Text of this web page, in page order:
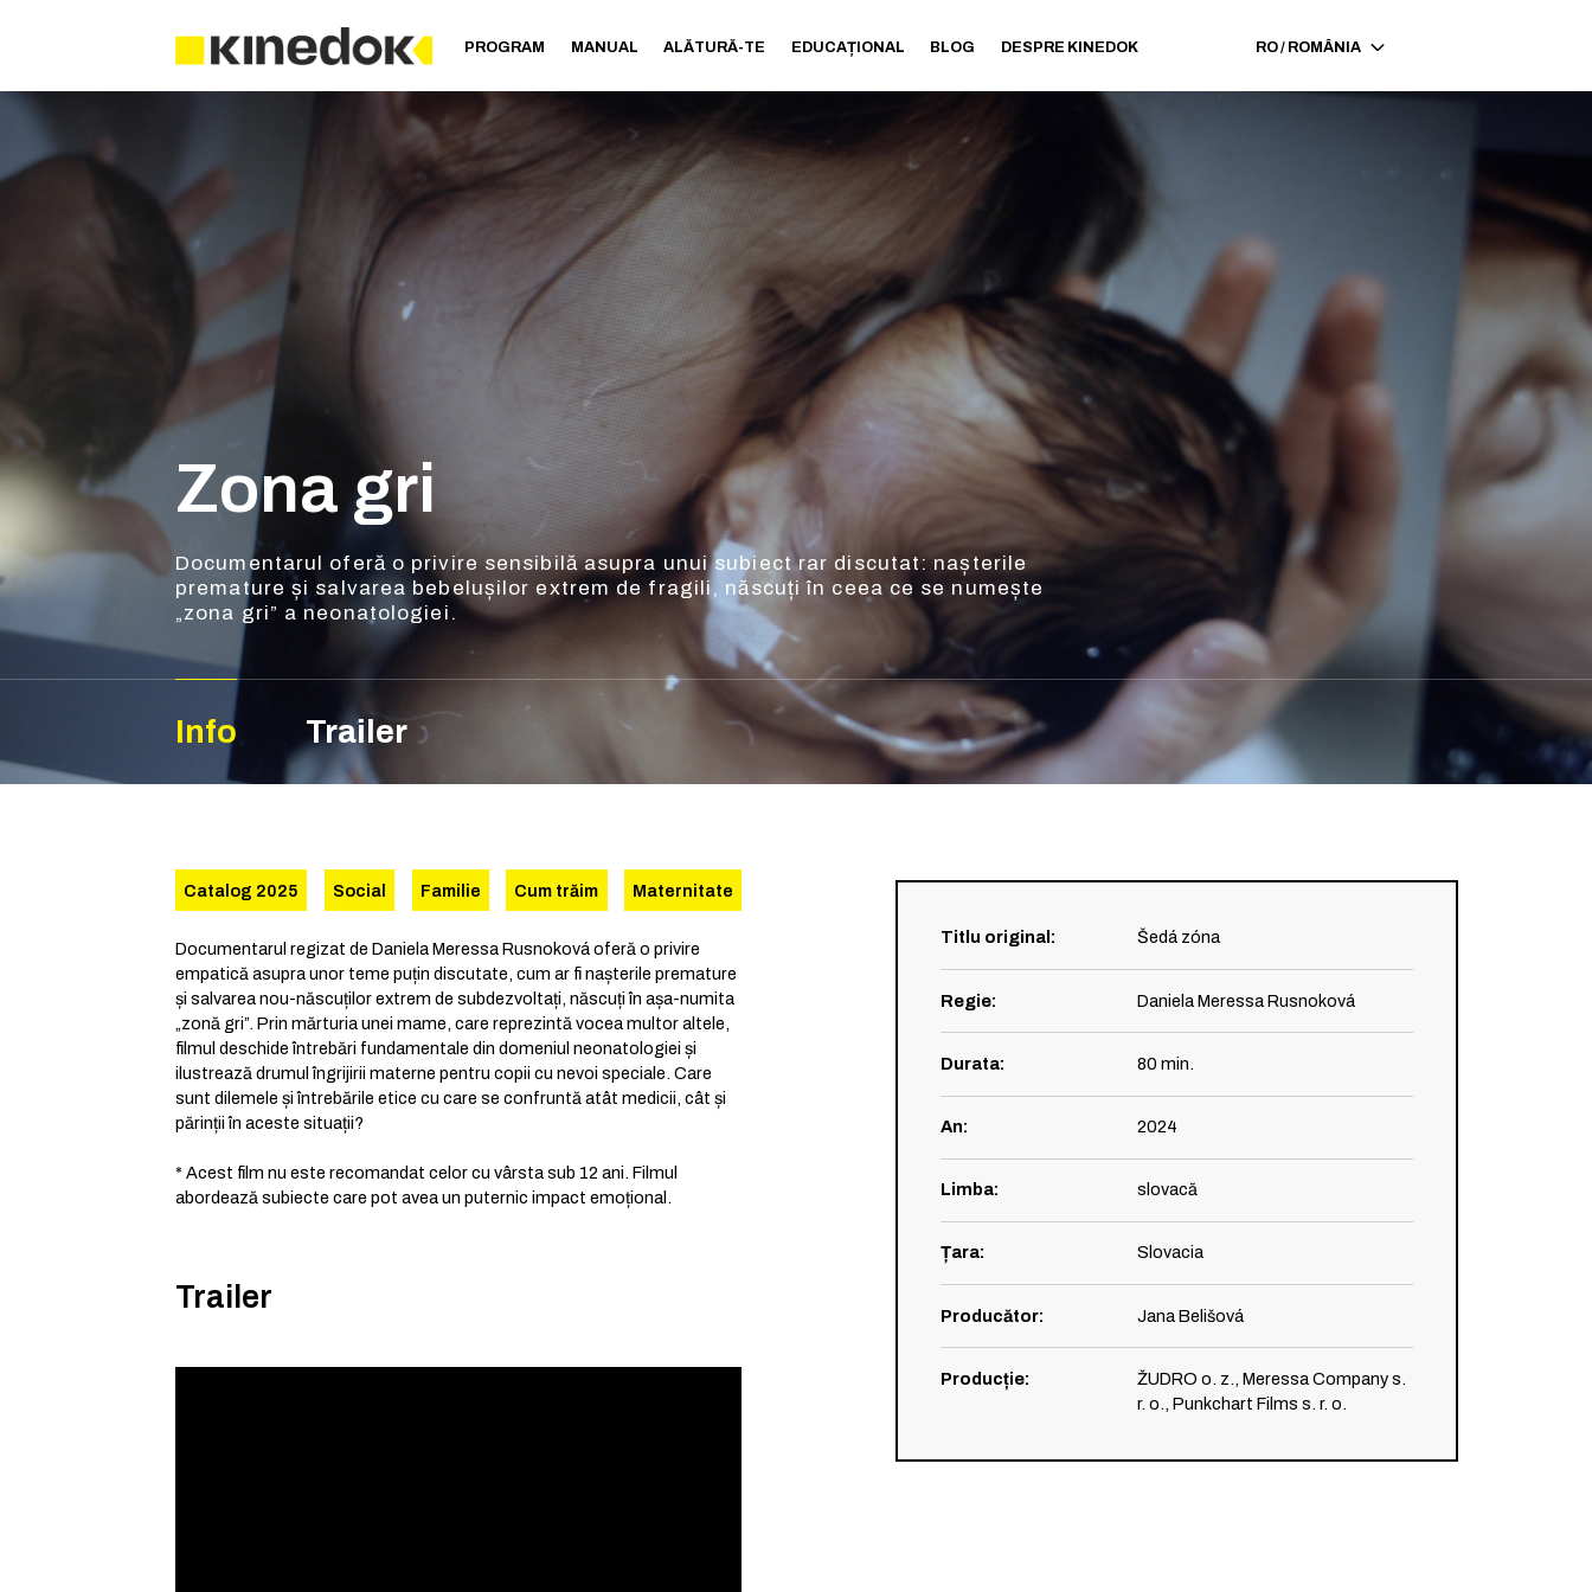
PROGRAM MANUAL ALĂTURĂ-TE EDUCAȚIONAL BLOG DESPRE KINEDOK RO/ ROMÂNIA
Zona gri
Documentarul oferă o privire sensibilă asupra unui subiect rar discutat: nașterile
premature și salvarea bebelușilor extrem de fragili, născuți în ceea ce se numește
„zona gri” a neonatologiei.
Info Trailer
Catalog 2025 Social Familie Cum trăim Maternitate
Documentarul regizat de Daniela Meressa Rusnoková oferă o privire
empatică asupra unor teme puțin discutate, cum ar fi nașterile premature
și salvarea nou-născuților extrem de subdezvoltați, născuți în așa-numita
„zonă gri”. Prin mărturia unei mame, care reprezintă vocea multor altele,
filmul deschide întrebări fundamentale din domeniul neonatologiei și
ilustrează drumul îngrijirii materne pentru copii cu nevoi speciale. Care
sunt dilemele și întrebările etice cu care se confruntă atât medicii, cât și
părinții în aceste situații?
* Acest film nu este recomandat celor cu vârsta sub 12 ani. Filmul
abordează subiecte care pot avea un puternic impact emoțional.
Trailer
Titlu original : Šedá zóna
Regie: Daniela Meressa Rusnoková
Durata: 80 min.
An: 2024
Limba: slovacă
Țara: Slovacia
Producător: Jana Belišová
Producție:
ŽUDRO o. z., Meressa Company s.
r. o., Punkchart Films s. r. o.